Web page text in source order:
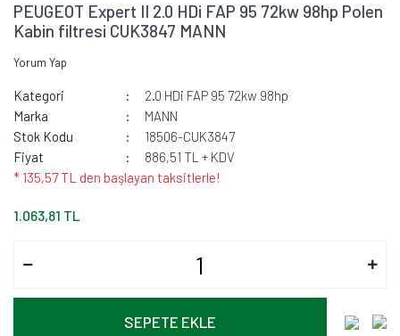
PEUGEOT Expert II 2.0 HDi FAP 95 72kw 98hp Polen
Kabin filtresi CUK3847 MANN
Yorum Yap
Kategori
2.0 HDi FAP 95 72kw 98hp
Marka
MANN
Stok Kodu
18506-CUK3847
Fiyat
886,51 TL + KDV
* 135,57 TL den başlayan taksitlerle!
1.063,81 TL
SEPETE EKLE